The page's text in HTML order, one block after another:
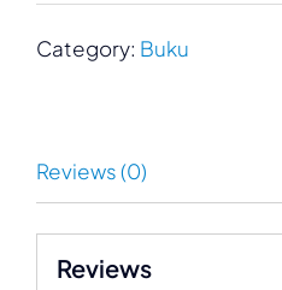
Category: Buku
Reviews (0)
Reviews